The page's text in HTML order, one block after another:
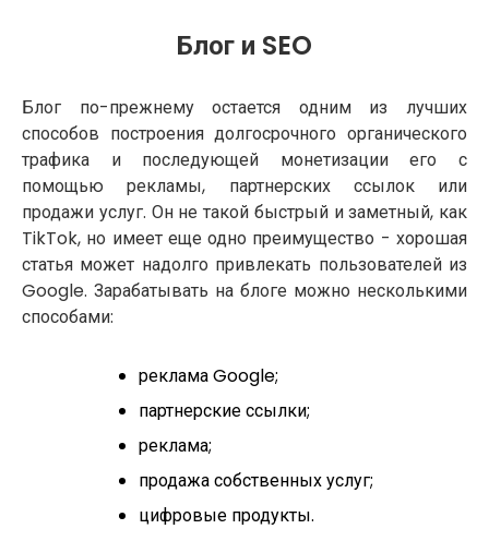
Блог и SEO
Блог по-прежнему остается одним из лучших
способов построения долгосрочного органического
трафика и последующей монетизации его с
помощью рекламы, партнерских ссылок или
продажи услуг. Он не такой быстрый и заметный, как
TikTok, но имеет еще одно преимущество - хорошая
статья может надолго привлекать пользователей из
Google. Зарабатывать на блоге можно несколькими
способами:
реклама Google;
партнерские ссылки;
реклама;
продажа собственных услуг;
цифровые продукты.